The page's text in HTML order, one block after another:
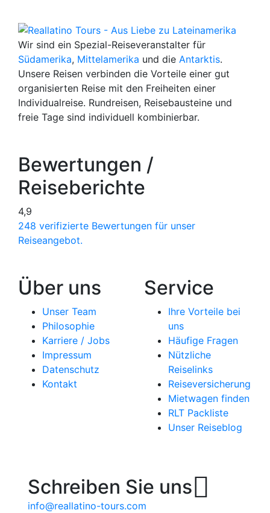
Wir sind ein Spezial-Reiseveranstalter für
Südamerika, Mittelamerika und die Antarktis.
Unsere Reisen verbinden die Vorteile einer gut
organisierten Reise mit den Freiheiten einer
Individualreise. Rundreisen, Reisebausteine und
freie Tage sind individuell kombinierbar.
Bewertungen /
Reiseberichte
4,9
248 verifizierte Bewertungen für unser
Reiseangebot.
Über uns
Unser Team
Philosophie
Karriere / Jobs
Impressum
Datenschutz
Kontakt
Service
Ihre Vorteile bei
uns
Häufige Fragen
Nützliche
Reiselinks
Reiseversicherung
Mietwagen finden
RLT Packliste
Unser Reiseblog
Schreiben Sie uns
info@reallatino-tours.com